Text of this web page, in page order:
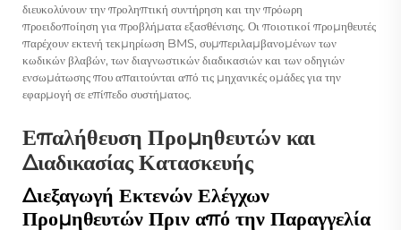
διευκολύνουν την προληπτική συντήρηση και την πρόωρη
προειδοποίηση για προβλήματα εξασθένισης. Οι ποιοτικοί προμηθευτές
παρέχουν εκτενή τεκμηρίωση BMS, συμπεριλαμβανομένων των
κωδικών βλαβών, των διαγνωστικών διαδικασιών και των οδηγιών
ενσωμάτωσης που απαιτούνται από τις μηχανικές ομάδες για την
εφαρμογή σε επίπεδο συστήματος.
Επαλήθευση Προμηθευτών και
Διαδικασίας Κατασκευής
Διεξαγωγή Εκτενών Ελέγχων
Προμηθευτών Πριν από την Παραγγελία